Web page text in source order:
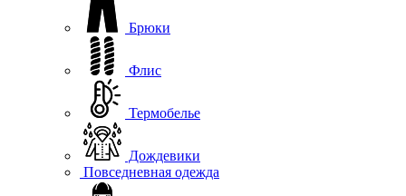
Брюки
Флис
Термобелье
Дождевики
Повседневная одежда